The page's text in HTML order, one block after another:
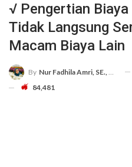
√ Pengertian Biaya
Tidak Langsung
Macam Biaya Lain
By Nur Fadhila Amri, SE., Ak., M.Si
84,481